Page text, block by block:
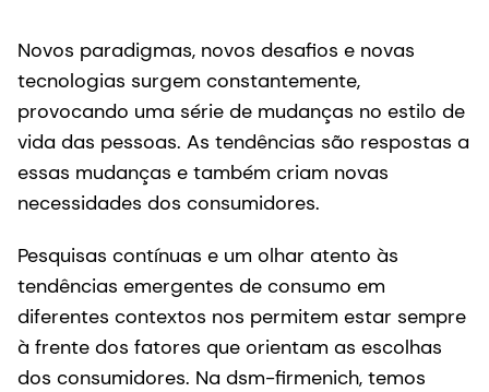
Novos paradigmas, novos desafios e novas
tecnologias surgem constantemente,
provocando uma série de mudanças no estilo de
vida das pessoas. As tendências são respostas a
essas mudanças e também criam novas
necessidades dos consumidores.
Pesquisas contínuas e um olhar atento às
tendências emergentes de consumo em
diferentes contextos nos permitem estar sempre
à frente dos fatores que orientam as escolhas
dos consumidores. Na dsm-firmenich, temos